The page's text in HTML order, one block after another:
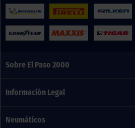
Sobre El Paso 2000
Información Legal
Neumáticos